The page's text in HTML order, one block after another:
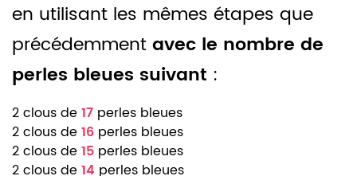
en utilisant les mêmes étapes que
précédemmentavec le nombre de
perles bleues suivant :
2 clous de17 perles bleues
2 clous de16 perles bleues
2 clous de15 perles bleues
2 clous de14 perles bleues